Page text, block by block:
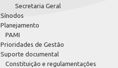
Secretaria Geral
Sínodos
Planejamento
PAMI
Prioridades de Gestão
Suporte documental
Constituição e regulamentações